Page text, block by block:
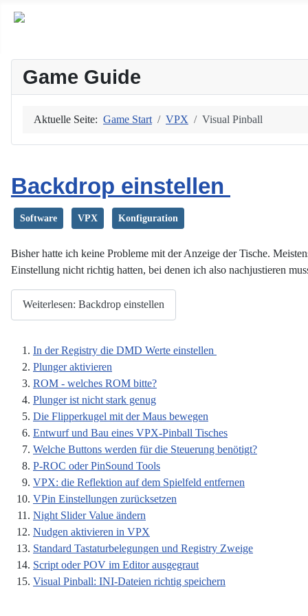
Game Guide
Aktuelle Seite: Game Start VPX Visual Pinball
Backdrop einstellen
Software VPX Konfiguration
Bisher hatte ich keine Probleme mit der Anzeige der Tische.
Einstellung nicht richtig hatten, bei denen ich also nachjustieren
Weiterlesen: Backdrop einstellen
In der Registry die DMD Werte einstellen
Plunger aktivieren
ROM - welches ROM bitte?
Plunger ist nicht stark genug
Die Flipperkugel mit der Maus bewegen
Entwurf und Bau eines VPX-Pinball Tisches
Welche Buttons werden für die Steuerung benötigt?
P-ROC oder PinSound Tools
VPX: die Reflektion auf dem Spielfeld entfernen
VPin Einstellungen zurücksetzen
Night Slider Value ändern
Nudgen aktivieren in VPX
Standard Tastaturbelegungen und Registry Zweige
Script oder POV im Editor ausgegraut
Visual Pinball: INI-Dateien richtig speichern